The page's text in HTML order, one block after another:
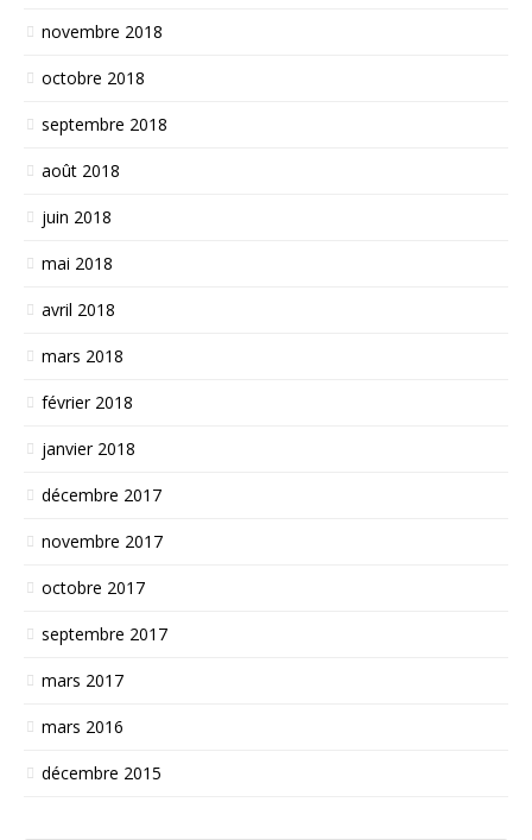
novembre 2018
octobre 2018
septembre 2018
août 2018
juin 2018
mai 2018
avril 2018
mars 2018
février 2018
janvier 2018
décembre 2017
novembre 2017
octobre 2017
septembre 2017
mars 2017
mars 2016
décembre 2015